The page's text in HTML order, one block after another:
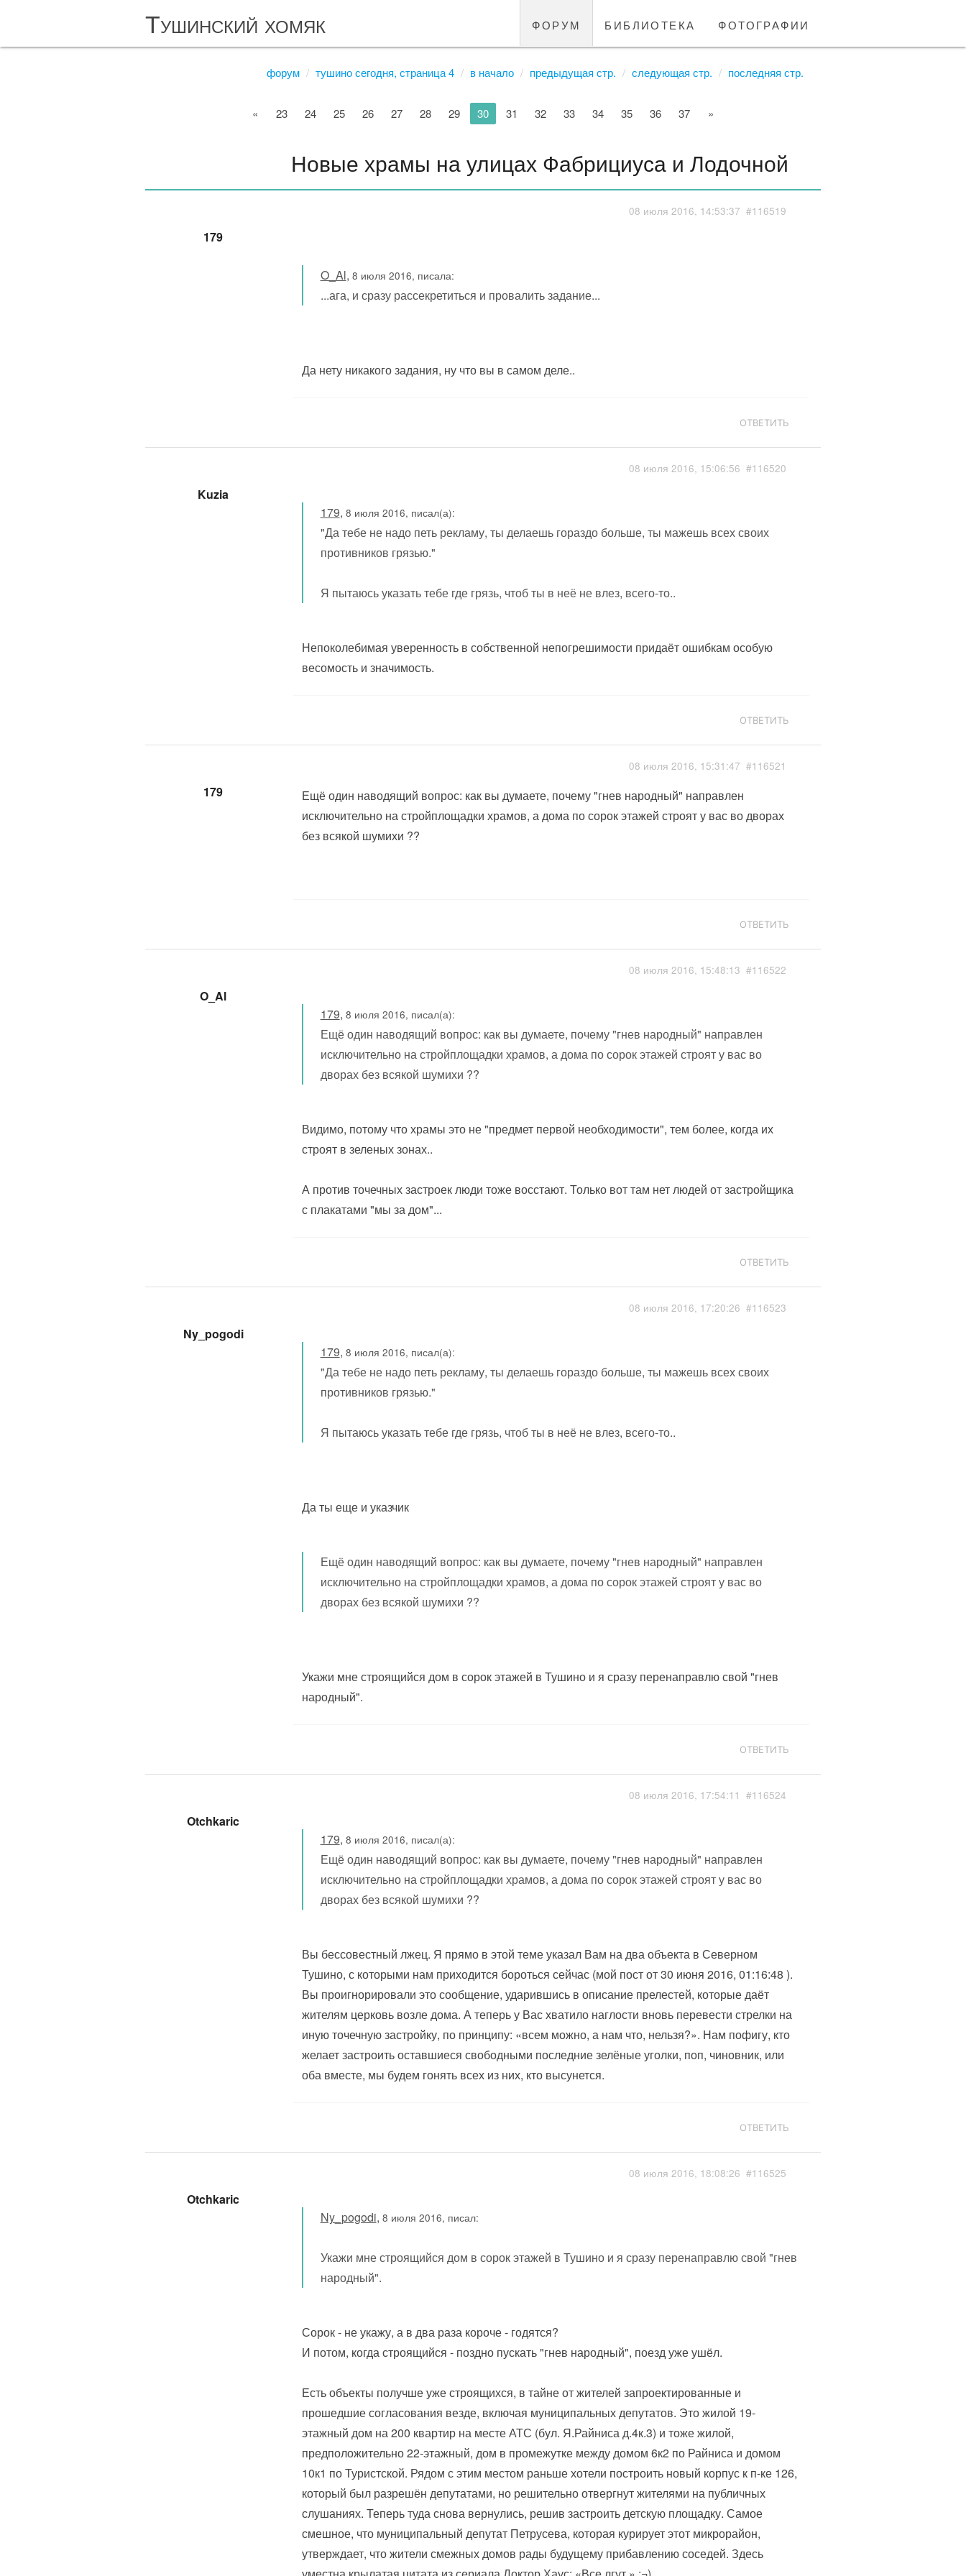
Тушинский хомяк форум библиотека фотографии
форум тушино сегодня, страница 4 в начало предыдущая стр. следующая стр. последняя стр.
« 23 24 25 26 27 28 29 30 31 32 33 34 35 36 37 »
Новые храмы на улицах Фабрициуса и Лодочной
179
08 июля 2016, 14:53:37 #116519
O_Al, 8 июля 2016, писала:
...ага, и сразу рассекретиться и провалить задание...
Да нету никакого задания, ну что вы в самом деле..
ОТВЕТИТЬ
Kuzia
08 июля 2016, 15:06:56 #116520
179, 8 июля 2016, писал(а):
"Да тебе не надо петь рекламу, ты делаешь гораздо больше, ты мажешь всех своих
противников грязью."
Я пытаюсь указать тебе где грязь, чтоб ты в неё не влез, всего-то..
Непоколебимая уверенность в собственной непогрешимости придаёт ошибкам особую
весомость и значимость.
ОТВЕТИТЬ
179
08 июля 2016, 15:31:47 #116521
Ещё один наводящий вопрос: как вы думаете, почему "гнев народный" направлен
исключительно на стройплощадки храмов, а дома по сорок этажей строят у вас во дворах
без всякой шумихи ??
ОТВЕТИТЬ
O_Al
08 июля 2016, 15:48:13 #116522
179, 8 июля 2016, писал(а):
Ещё один наводящий вопрос: как вы думаете, почему "гнев народный" направлен
исключительно на стройплощадки храмов, а дома по сорок этажей строят у вас во
дворах без всякой шумихи ??
Видимо, потому что храмы это не "предмет первой необходимости", тем более, когда их
строят в зеленых зонах..
А против точечных застроек люди тоже восстают. Только вот там нет людей от застройщика
с плакатами "мы за дом"...
ОТВЕТИТЬ
Ny_pogodi
08 июля 2016, 17:20:26 #116523
179, 8 июля 2016, писал(а):
"Да тебе не надо петь рекламу, ты делаешь гораздо больше, ты мажешь всех своих
противников грязью."
Я пытаюсь указать тебе где грязь, чтоб ты в неё не влез, всего-то..
Да ты еще и указчик
Ещё один наводящий вопрос: как вы думаете, почему "гнев народный" направлен
исключительно на стройплощадки храмов, а дома по сорок этажей строят у вас во
дворах без всякой шумихи ??
Укажи мне строящийся дом в сорок этажей в Тушино и я сразу перенаправлю свой "гнев
народный".
ОТВЕТИТЬ
Otchkaric
08 июля 2016, 17:54:11 #116524
179, 8 июля 2016, писал(а):
Ещё один наводящий вопрос: как вы думаете, почему "гнев народный" направлен
исключительно на стройплощадки храмов, а дома по сорок этажей строят у вас во
дворах без всякой шумихи ??
Вы бессовестный лжец. Я прямо в этой теме указал Вам на два объекта в Северном
Тушино, с которыми нам приходится бороться сейчас (мой пост от 30 июня 2016, 01:16:48 ).
Вы проигнорировали это сообщение, ударившись в описание прелестей, которые даёт
жителям церковь возле дома. А теперь у Вас хватило наглости вновь перевести стрелки на
иную точечную застройку, по принципу: «всем можно, а нам что, нельзя?». Нам пофигу, кто
желает застроить оставшиеся свободными последние зелёные уголки, поп, чиновник, или
оба вместе, мы будем гонять всех из них, кто высунется.
ОТВЕТИТЬ
Otchkaric
08 июля 2016, 18:08:26 #116525
Ny_pogodi, 8 июля 2016, писал:
Укажи мне строящийся дом в сорок этажей в Тушино и я сразу перенаправлю свой "гнев
народный".
Сорок - не укажу, а в два раза короче - годятся?
И потом, когда строящийся - поздно пускать "гнев народный", поезд уже ушёл.
Есть объекты получше уже строящихся, в тайне от жителей запроектированные и
прошедшие согласования везде, включая муниципальных депутатов. Это жилой 19-
этажный дом на 200 квартир на месте АТС (бул. Я.Райниса д.4к.3) и тоже жилой,
предположительно 22-этажный, дом в промежутке между домом 6к2 по Райниса и домом
10к1 по Туристской. Рядом с этим местом раньше хотели построить новый корпус к п-ке 126,
который был разрешён депутатами, но решительно отвергнут жителями на публичных
слушаниях. Теперь туда снова вернулись, решив застроить детскую площадку. Самое
смешное, что муниципальный депутат Петрусева, которая курирует этот микрорайон,
утверждает, что жители смежных домов рады будущему прибавлению соседей. Здесь